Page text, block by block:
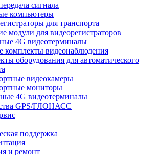
сигнала
компьютеры
для транспорта
модули для видеорегистраторов
4G видеотерминалы
комплекты видеонаблюдения
оборудования для автоматического
видеокамеры
мониторы
4G видеотерминалы
GPS/ГЛОНАСС
поддержка
и ремонт